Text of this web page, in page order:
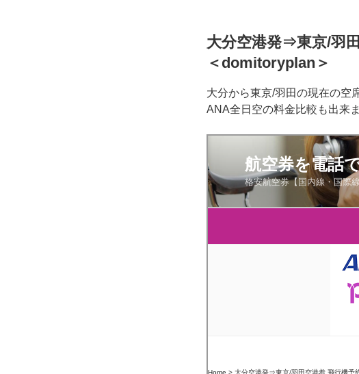
大分空港発⇒東京/羽
＜domitoryplan＞
大分から東京/羽田の現在の空
ANA全日空の料金比較も出来